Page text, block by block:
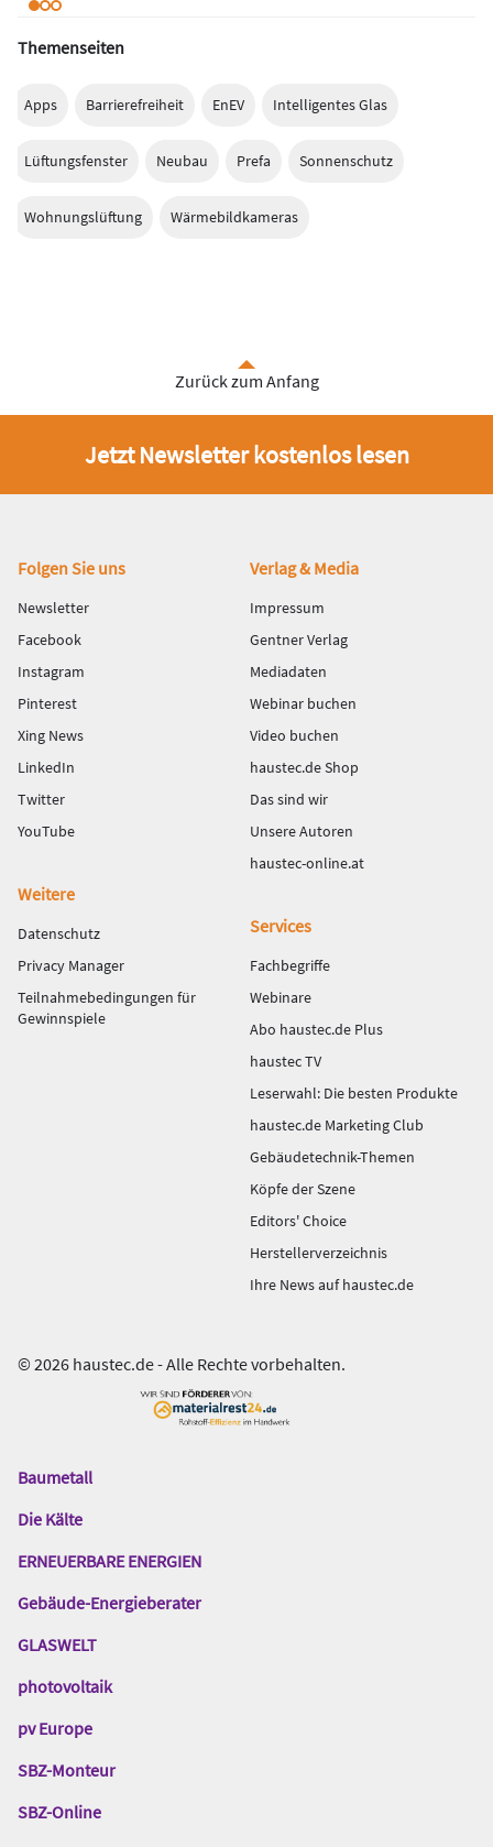
Themenseiten
Apps Barrierefreiheit EnEV Intelligentes Glas
Lüftungsfenster Neubau Prefa Sonnenschutz
Wohnungslüftung Wärmebildkameras
Zurück zum Anfang
Jetzt Newsletter kostenlos lesen
Fußbereich
Folgen Sie uns
Newsletter
Facebook
Instagram
Pinterest
Xing News
LinkedIn
Twitter
YouTube
Verlag & Media
Impressum
Gentner Verlag
Mediadaten
Webinar buchen
Video buchen
haustec.de Shop
Das sind wir
Unsere Autoren
haustec-online.at
Weitere
Datenschutz
Privacy Manager
Teilnahmebedingungen für
Gewinnspiele
Services
Fachbegriffe
Webinare
Abo haustec.de Plus
haustec TV
Leserwahl: Die besten Produkte
haustec.de Marketing Club
Gebäudetechnik-Themen
Köpfe der Szene
Editors' Choice
Herstellerverzeichnis
Ihre News auf haustec.de
© 2026 haustec.de - Alle Rechte vorbehalten.
Das
Gentner
Baumetall
Die Kälte
ERNEUERBARE ENERGIEN
Gebäude-Energieberater
GLASWELT
photovoltaik
pv Europe
SBZ-Monteur
SBZ-Online